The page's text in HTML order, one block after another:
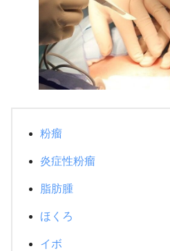
粉瘤
炎症性粉瘤
脂肪腫
ほくろ
イボ